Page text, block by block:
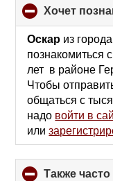
хочет
Оскар из
познакомиться
лет в районе
Чтобы
общаться с
надо войти в
или
Также